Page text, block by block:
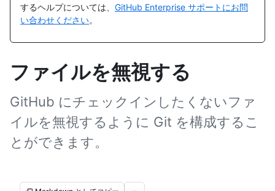
するヘルプについては、 GitHub Enterprise サポートにお問
い合わせください。
ファイルを無視する
GitHub にチェックインしたくないファ
イルを無視するように Git を構成するこ
とができます。